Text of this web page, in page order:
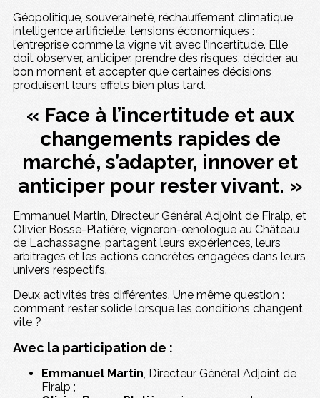
Géopolitique, souveraineté, réchauffement climatique,
intelligence artificielle, tensions économiques :
l’entreprise comme la vigne vit avec l’incertitude. Elle
doit observer, anticiper, prendre des risques, décider au
bon moment et accepter que certaines décisions
produisent leurs effets bien plus tard.
« Face à l’incertitude et aux
changements rapides de
marché, s’adapter, innover et
anticiper pour rester vivant. »
Emmanuel Martin, Directeur Général Adjoint de Firalp, et
Olivier Bosse-Platière, vigneron-œnologue au Château
de Lachassagne, partagent leurs expériences, leurs
arbitrages et les actions concrètes engagées dans leurs
univers respectifs.
Deux activités très différentes. Une même question :
comment rester solide lorsque les conditions changent
vite ?
Avec la participation de :
Emmanuel Martin, Directeur Général Adjoint de
Firalp ;